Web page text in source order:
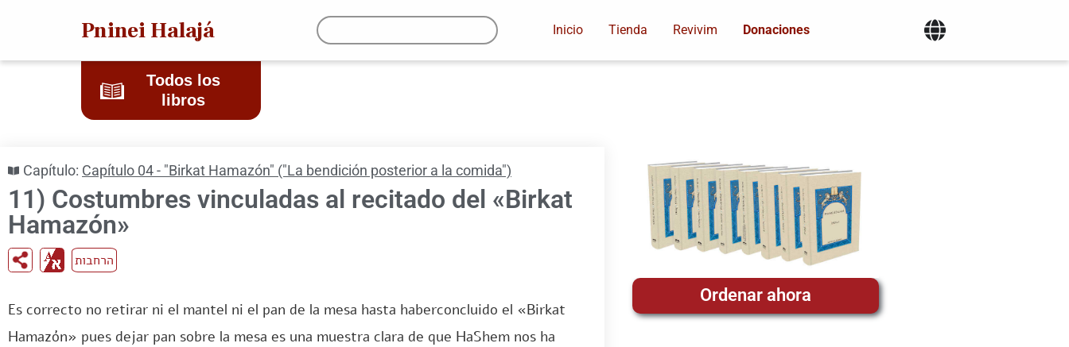
Pninei Halajá Inicio Tienda Revivim Donaciones
Todos los
libros
Capítulo: Capítulo 04 - "Birkat Hamazón" ("La bendición posterior a la comida")
11) Costumbres vinculadas al recitado del «Birkat
Hamazón»
הרחבות
Es correcto no retirar ni el mantel ni el pan de la mesa hasta haberconcluido el «Birkat
Hamazón» pues dejar pan sobre la mesa es una muestra clara de que HaShem nos ha
Ordenar ahora